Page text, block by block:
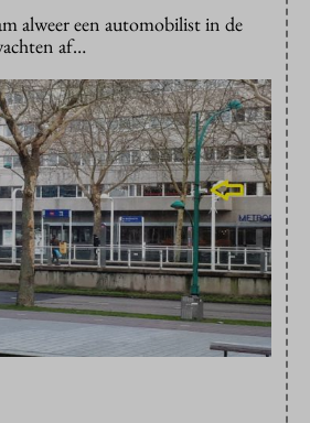
alweer een automobilist in de
af…